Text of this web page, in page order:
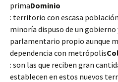
primaDominio
: territorio con escasa
minoría dispuso de un gobierno
parlamentario propio aunque
dependencia con metrópolis
: son las que reciben gran
establecen en estos nuevos